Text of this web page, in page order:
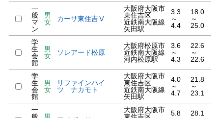
一
般
マ
ン
男
女
カーサ東住吉Ⅴ
大阪府大阪市
東住吉区
近鉄南大阪線
矢田駅
3.3
～
4.4
18.0
～
25.0
学
生
会
館
男
女
ソレアード松原
大阪府松原市
近鉄南大阪線
河内松原駅
3.6
～
4.3
22.6
～
22.6
学
生
会
館
男
女
リファインハイ
ツ ナカモト
大阪府大阪市
東住吉区
近鉄南大阪線
矢田駅
4.0
～
4.7
21.8
～
23.1
一
大阪府大阪市
5.8
28.1